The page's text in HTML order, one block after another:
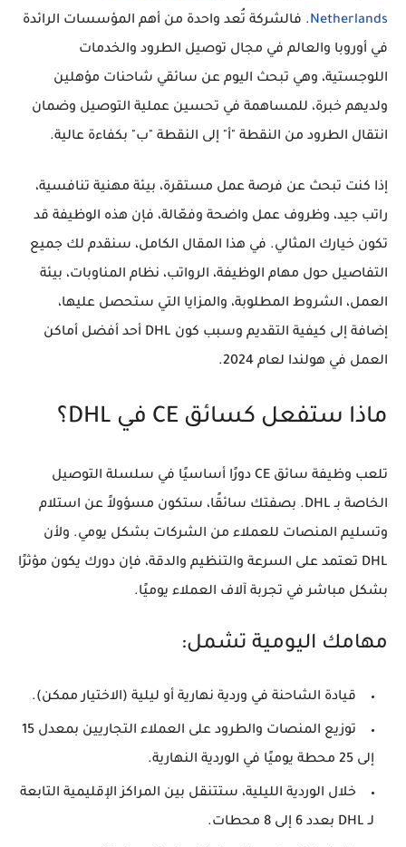
Netherlands. فالشركة تُعد واحدة من أهم المؤسسات الرائدة
في أوروبا والعالم في مجال توصيل الطرود والخدمات
اللوجستية، وهي تبحث اليوم عن سائقي شاحنات مؤهلين
ولديهم خبرة، للمساهمة في تحسين عملية التوصيل وضمان
انتقال الطرود من النقطة "أ" إلى النقطة "ب" بكفاءة عالية.
إذا كنت تبحث عن فرصة عمل مستقرة، بيئة مهنية تنافسية،
راتب جيد، وظروف عمل واضحة وفعّالة، فإن هذه الوظيفة قد
تكون خيارك المثالي. في هذا المقال الكامل، سنقدم لك جميع
التفاصيل حول مهام الوظيفة، الرواتب، نظام المناوبات، بيئة
العمل، الشروط المطلوبة، والمزايا التي ستحصل عليها،
إضافة إلى كيفية التقديم وسبب كون DHL أحد أفضل أماكن
العمل في هولندا لعام 2024.
ماذا ستفعل كسائق CE في DHL؟
تلعب وظيفة سائق CE
دورًا أساسيًا في سلسلة التوصيل
الخاصة بـ DHL. بصفتك سائقًا، ستكون مسؤولاً عن استلام
وتسليم المنصات للعملاء من الشركات بشكل يومي. ولأن
DHL تعتمد على السرعة والتنظيم والدقة، فإن دورك يكون مؤثرًا
بشكل مباشر في تجربة آلاف العملاء يوميًا.
مهامك اليومية تشمل:
قيادة الشاحنة في وردية نهارية أو ليلية (الاختيار ممكن).
توزيع المنصات والطرود على العملاء التجاريين بمعدل 15
إلى 25 محطة يوميًا
في الوردية النهارية.
خلال الوردية الليلية، ستتنقل بين المراكز الإقليمية التابعة
لـ DHL بعدد
6 إلى 8 محطات .